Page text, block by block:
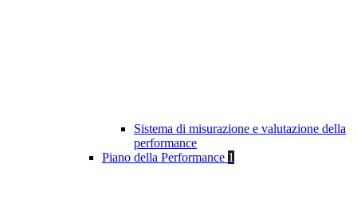
Sistema di misurazione e valutazione della
performance
Piano della Performance 1